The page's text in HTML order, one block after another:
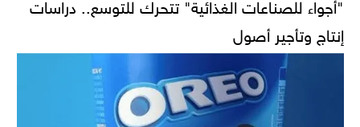
إنتاج وتأجير أصول